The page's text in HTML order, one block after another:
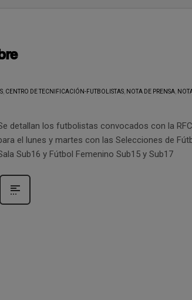
CENTRO DE TECNIFICACIÓN-FUTBOLISTAS NOTA DE PRENSA
detallan los futbolistas convocados con la
el lunes y martes con las Selecciones de
Sub16 y Fútbol Femenino Sub15 y Sub17